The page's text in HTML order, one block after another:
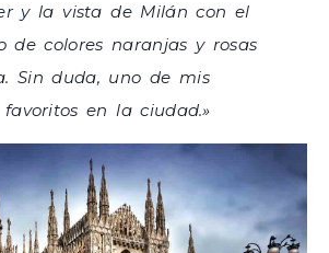
y la vista de Milán con el
de colores naranjas y rosas
Sin duda, uno de mis
en la ciudad.»